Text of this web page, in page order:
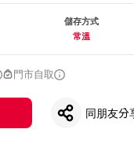
儲存方式
常溫
門市自取
同朋友分